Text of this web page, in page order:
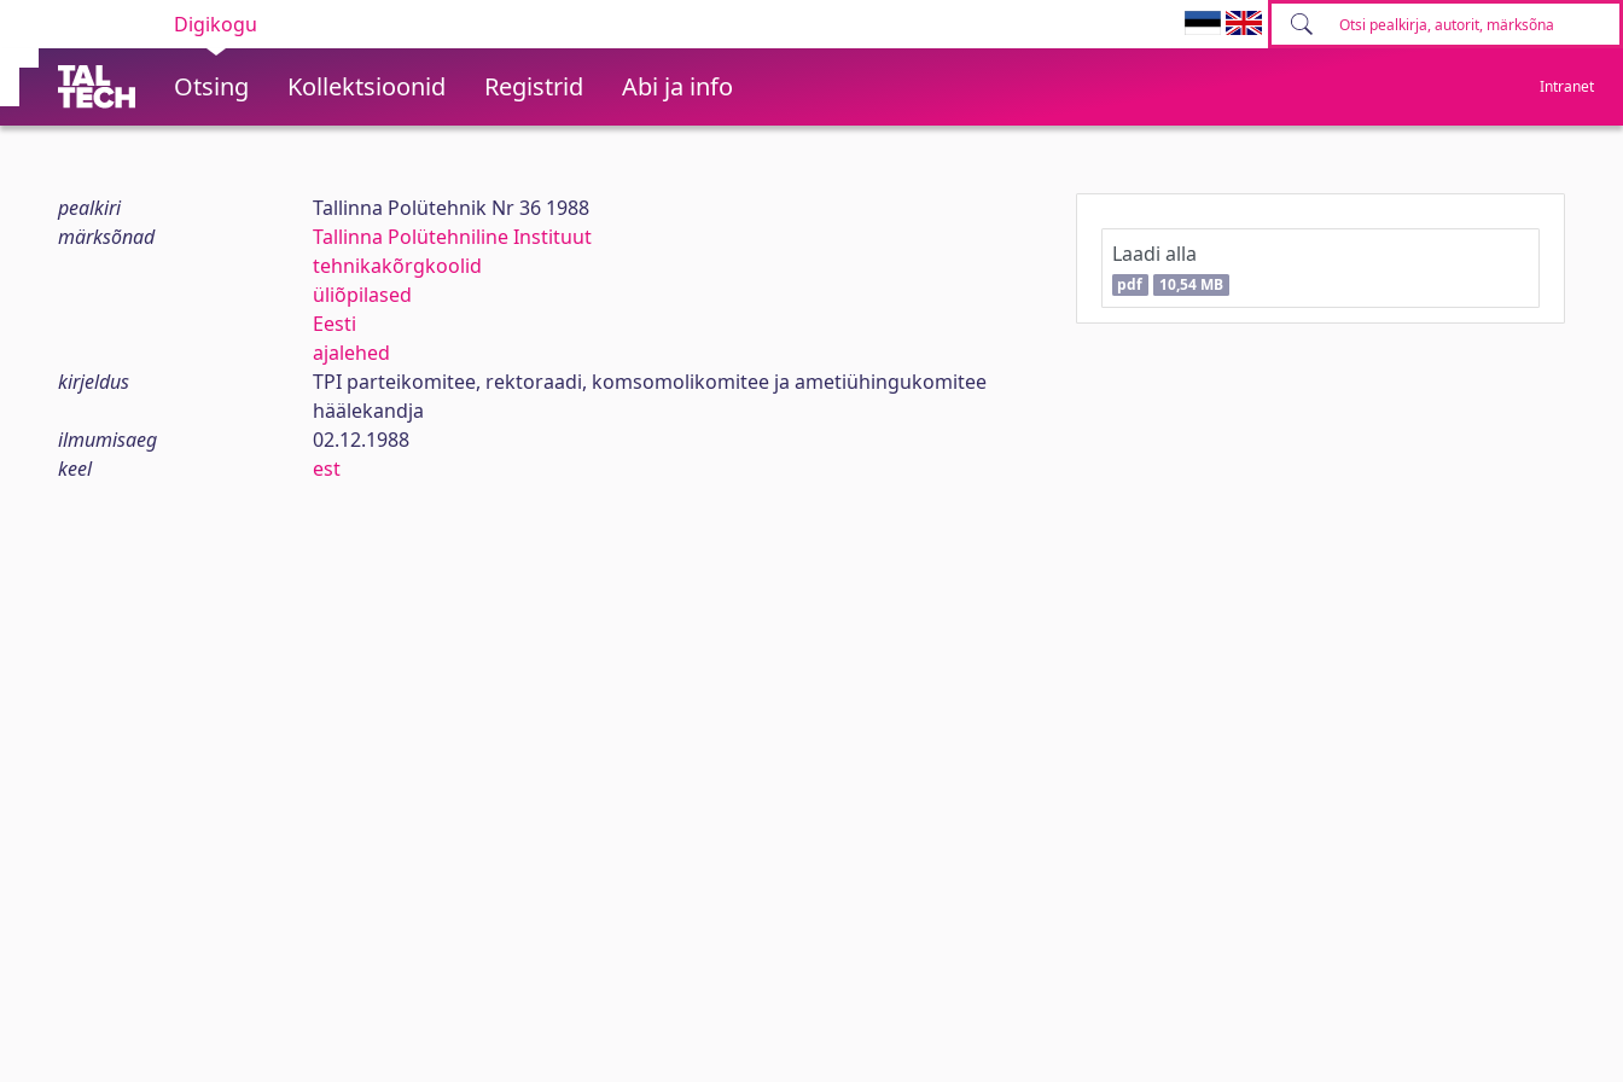
Digikogu
Otsing Kollektsioonid Registrid Abi ja info Intranet
pealkiri
Tallinna Polütehnik Nr 36 1988
märksõnad
Tallinna Polütehniline Instituut
tehnikakõrgkoolid
üliõpilased
Eesti
ajalehed
kirjeldus
TPI parteikomitee, rektoraadi, komsomolikomitee ja ametiühingukomitee
häälekandja
ilmumisaeg
02.12.1988
keel
est
Laadi alla
pdf 10,54 MB